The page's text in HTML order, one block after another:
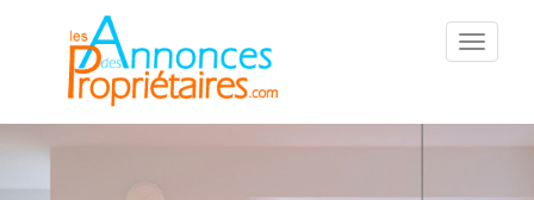
::Menu::